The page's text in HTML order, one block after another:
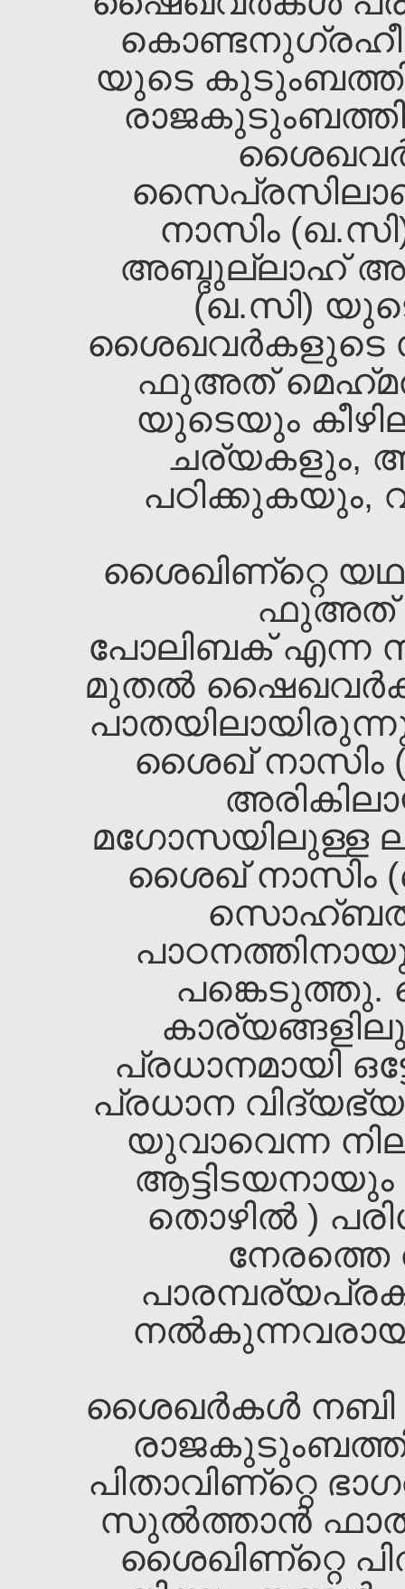
യുടെ
നാസിം
അബ്ദുല്ലാഹ്‌
(ഖ.സി)
ശൈഖവര്‍കളുടെ
ഫുഅത്‌
യുടെയും
ചര്യകളും,
ശൈഖ‌ിണ്റ്റെ
ഫുഅത്‌
പോലിബക്‌ എന്ന
മുതല്‍
ശൈഖ‌്‌ നാസിം
മഗോസയിലുള്ള
ശൈഖ‌്‌ നാസിം
പ്രധാനമായി
പ്രധാന
യുവാവെന്ന
തൊഴില്‍ )
നേരത്തെ
ശൈഖ‌ര്‍കള്‍ നബി
പിതാവിണ്റ്റെ
സുല്‍ത്താന്‍
ശൈഖ‌ിണ്റ്റെ